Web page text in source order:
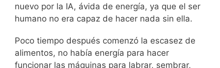
nuevo por la IA, ávida de energía, ya que el ser
humano no era capaz de hacer nada sin ella.
Poco tiempo después comenzó la escasez de
alimentos, no había energía para hacer
funcionar las máquinas para labrar, sembrar,